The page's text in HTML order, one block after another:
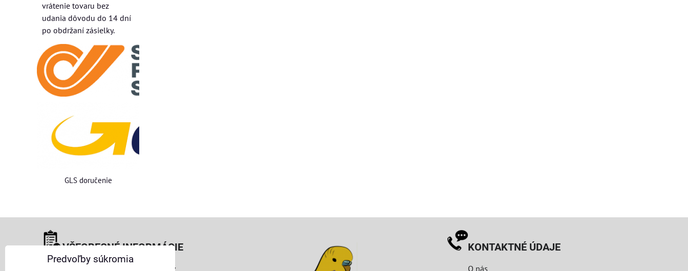
vrátenie tovaru bez
udania dôvodu do 14 dní
po obdržaní zásielky.
GLS doručenie
VŠEOBECNÉ INFORMÁCIE
Obchodné podmienky pre osoby
KONTAKTNÉ ÚDAJE
O nás
Predvoľby súkromia